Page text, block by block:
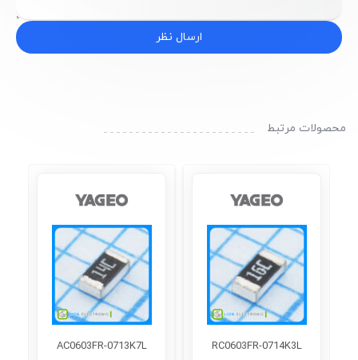
ارسال نظر
محصولات مرتبط
RC0603FR-0714K3L
AC0603FR-0713K7L